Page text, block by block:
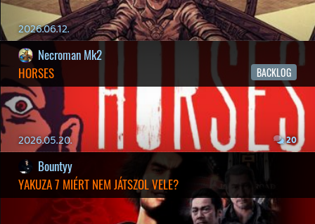
19 éve videójáték minden nap! Copyright 365 Media Kft
Impresszum Hirdetési ajánlatunk
Felhasználási feltételek
| Adatvédelmi elveink
Sütik
Hírek Cikkek | Podcastok | Blogok
Gaming Fórum
Offtopic Fórum
RSS | Blog RSS | Podcast RSS |
Instagram
| Youtube | Facebook
| Patreon